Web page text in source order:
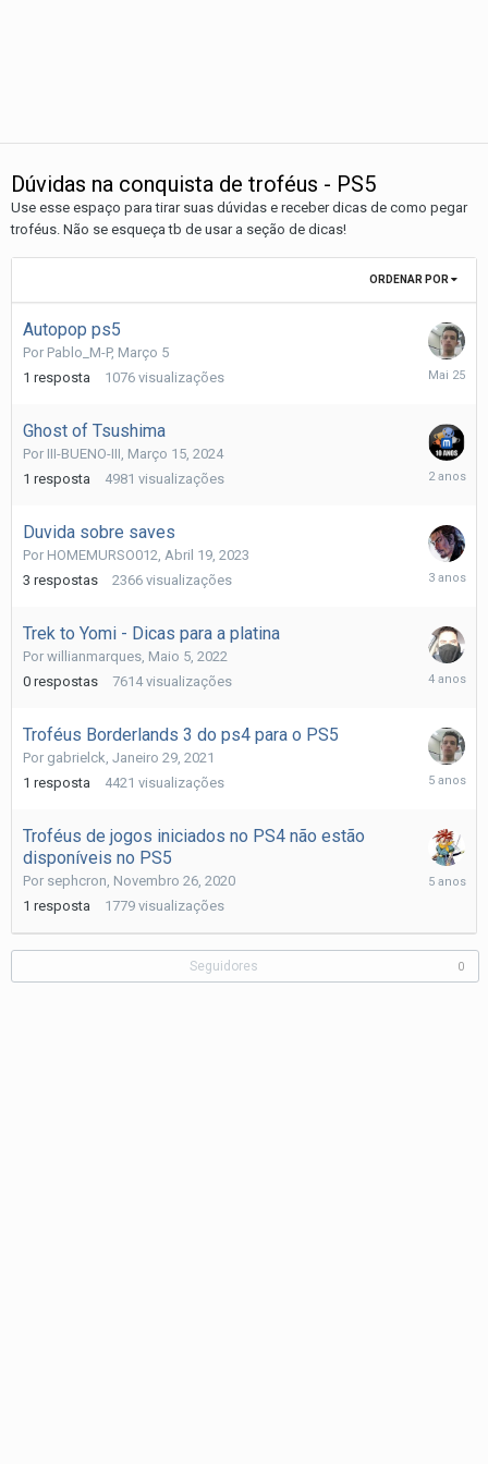
Dúvidas na conquista de troféus - PS5
Use esse espaço para tirar suas dúvidas e receber dicas de como pegar
troféus. Não se esqueça tb de usar a seção de dicas!
ORDENAR POR
Autopop ps5
Por Pablo_M-P, Março 5
1 resposta 1076 visualizações
Maio
Ghost of Tsushima
Por III-BUENO-III, Março 15, 2024
1 resposta 4981 visualizações
Março
Duvida sobre saves
Por HOMEMURSO012, Abril 19, 2023
3 respostas 2366 visualizações
Abril
Trek to Yomi - Dicas para a platina
Por willianmarques, Maio 5, 2022
0 respostas 7614 visualizações
Maio
Troféus Borderlands 3 do ps4 para o PS5
Por gabrielck, Janeiro 29, 2021
1 resposta 4421 visualizações
Março
Troféus de jogos iniciados no PS4 não estão
disponíveis no PS5
Por sephcron, Novembro 26, 2020
1 resposta 1779 visualizações
Seguidores 0